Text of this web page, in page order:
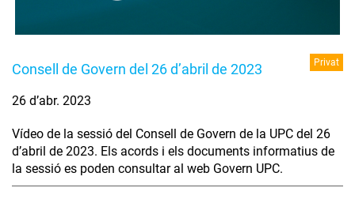
Consell de Govern del 26 d’abril de 2023 Privat
26 d’abr. 2023
Vídeo de la sessió del Consell de Govern de la UPC del 26
d’abril de 2023. Els acords i els documents informatius de
la sessió es poden consultar al web Govern UPC.